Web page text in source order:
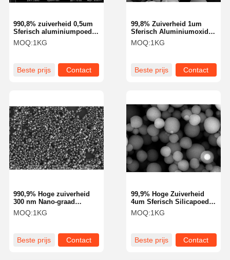
99,8% Zuiverheid 1um
Sferisch Aluminiumoxide
Poeder Aluminiumoxide
Bollen SA-Z Serie
MOQ:1KG
Beste prijs Contact
990,8% zuiverheid 0,5um
Sferisch aluminiumpoeder
Aluminasoferen SA-Z-serie
MOQ:1KG
Beste prijs Contact
99,9% Hoge Zuiverheid
4um Sferisch Silicapoeder
Silicabolletjes Microsferen
voor Cosmetica SS-HT
MOQ:1KG
Beste prijs Contact
990,9% Hoge zuiverheid
300 nm Nano-graad
Sferisch Silica poeder
Silica Sfeer Microsfeer
MOQ:1KG
Beste prijs Contact